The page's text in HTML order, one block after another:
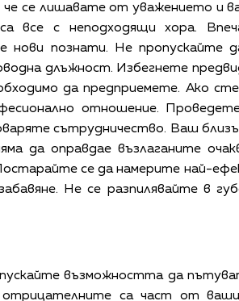
че се лишавате от уважението и
все с неподходящи хора.
нови познати. Не пропускайте
длъжност. Избегнете
да предприемете. Ако
отношение.
сътрудничество. Ваш
да оправдае възлаганите
се да намерите най-
Не се разпилявайте в
възможността да
са част от